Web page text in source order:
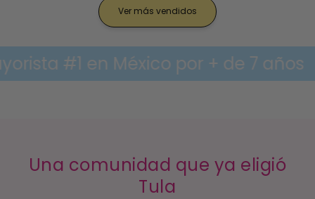
Ver más vendidos
en México por + de 7 años
Una comunidad que ya eligió
Tula